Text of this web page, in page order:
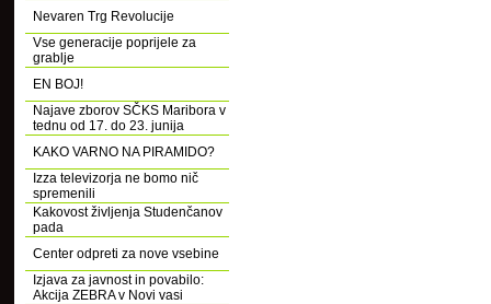
Nevaren Trg Revolucije
Vse generacije poprijele za
grablje
EN BOJ!
Najave zborov SČKS Maribora v
tednu od 17. do 23. junija
KAKO VARNO NA PIRAMIDO?
Izza televizorja ne bomo nič
spremenili
Kakovost življenja Studenčanov
pada
Center odpreti za nove vsebine
Izjava za javnost in povabilo:
Akcija ZEBRA v Novi vasi